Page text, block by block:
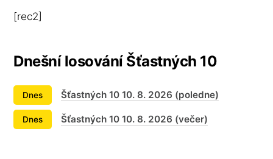
[rec2]
Dnešní losování Šťastných 10
Dnes Šťastných 10 10. 8. 2026 (poledne)
Dnes Šťastných 10 10. 8. 2026 (večer)